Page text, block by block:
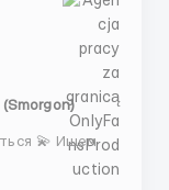
(Smorgon)
Ищем